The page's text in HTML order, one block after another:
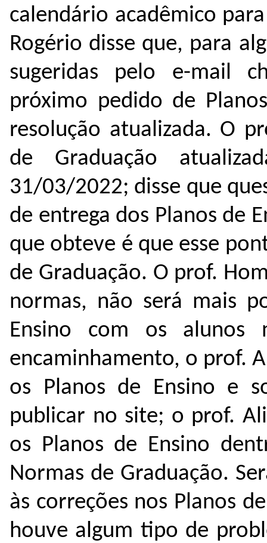
calendário acadêmico
Rogério disse que, para
sugeridas pelo e-mail
próximo pedido de
resolução atualizada. O
de Graduação
31/03/2022; disse que
de entrega dos Planos de
que obteve é que esse
de Graduação. O prof.
normas, não será mais
Ensino com os alunos
encaminhamento, o prof.
os Planos de Ensino e
publicar no site; o prof.
os Planos de Ensino
Normas de Graduação.
às correções nos Planos
houve algum tipo de